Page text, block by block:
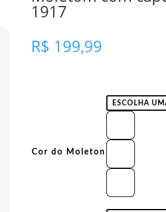
1917
R$ 199,99
Cor do Moleton